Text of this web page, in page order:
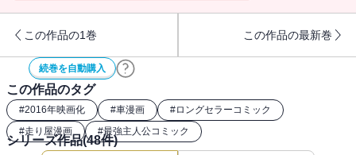
この作品の1巻 この作品の最新巻
続巻を自動購入
この作品のタグ
#2016年映画化 #車漫画 #ロングセラーコミック
#走り屋漫画 #最強主人公コミック
シリーズ作品(48件)